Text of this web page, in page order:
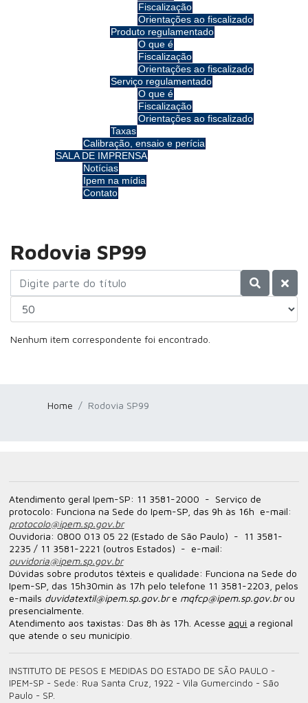
Fiscalização
Orientações ao fiscalizado
Produto regulamentado
O que é
Fiscalização
Orientações ao fiscalizado
Serviço regulamentado
O que é
Fiscalização
Orientações ao fiscalizado
Taxas
Calibração, ensaio e perícia
SALA DE IMPRENSA
Notícias
Ipem na mídia
Contato
Rodovia SP99
Exibir #
Nenhum item correspondente foi encontrado.
Home Rodovia SP99
Atendimento geral Ipem-SP: 11 3581-2000 - Serviço de
protocolo: Funciona na Sede do Ipem-SP, das 9h às 16h e-mail:
protocolo@ipem.sp.gov.br
Ouvidoria: 0800 013 05 22 (Estado de São Paulo) - 11 3581-
2235 / 11 3581-2221 (outros Estados) - e-mail:
ouvidoria@ipem.sp.gov.br
Dúvidas sobre produtos têxteis e qualidade: Funciona na Sede do
Ipem-SP, das 15h30min às 17h pelo telefone 11 3581-2203, pelos
e-mails duvidatextil@ipem.sp.gov.bre mqfcp@ipem.sp.gov.brou
presencialmente.
Atendimento aos taxistas: Das 8h às 17h. Acesse aqui a regional
que atende o seu município
INSTITUTO DE PESOS E MEDIDAS DO ESTADO DE SÃO PAULO -
IPEM-SP - Sede: Rua Santa Cruz, 1922 - Vila Gumercindo - São
Paulo - SP.